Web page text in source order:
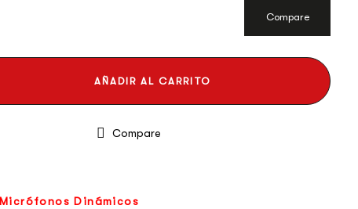
Compare
AÑADIR AL CARRITO
Compare
Micrófonos Dinámicos